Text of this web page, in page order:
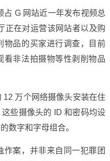
G 网站近一年发布视频总
正在对运营该网站者以及购
物品的买家进行调查，目前
看非法拍摄物等性剥削物品
万个网络摄像头安装在住
些摄像头的 ID 和密码均设
数字和字母组合。
案，并非来自同一犯罪团